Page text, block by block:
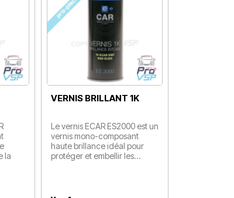
VERNIS BRILLANT 1K
vernis ECAR ES2000 est un
mono-composant
brillance idéal pour
et embellir les…
VERNIS BRILLANT 2K
Le vernis ECAR EC3000 est
un aérosol bi-composant
offrant une brillance
exceptionnelle et une